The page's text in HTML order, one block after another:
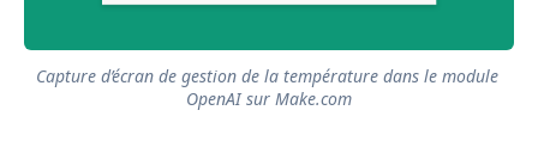
Capture d’écran de gestion de la température dans le module
OpenAI sur Make.com